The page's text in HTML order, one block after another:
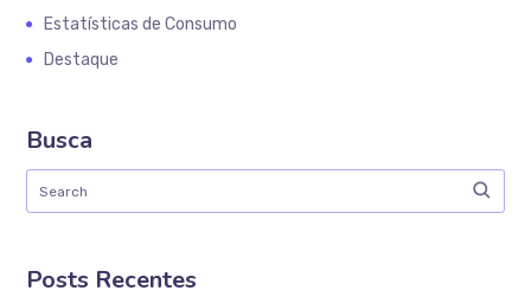
Estatísticas de Consumo
Destaque
Busca
Posts Recentes